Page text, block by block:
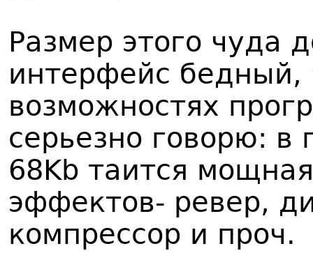
Размер этого чуда
интерфейс
возможностях
серьезно говорю: в
68Kb таится
эффектов- ревер,
компрессор и проч.